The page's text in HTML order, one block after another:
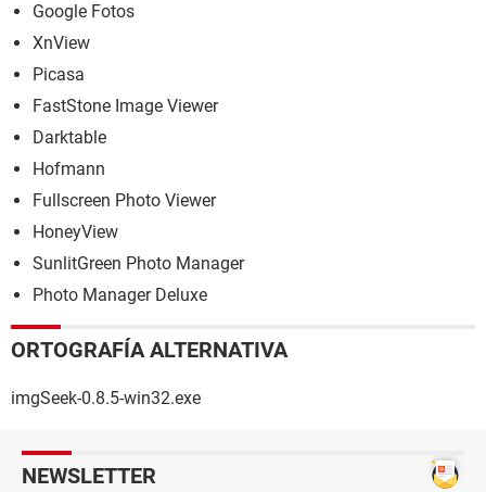
Google Fotos
XnView
Picasa
FastStone Image Viewer
Darktable
Hofmann
Fullscreen Photo Viewer
HoneyView
SunlitGreen Photo Manager
Photo Manager Deluxe
ORTOGRAFÍA ALTERNATIVA
imgSeek-0.8.5-win32.exe
NEWSLETTER